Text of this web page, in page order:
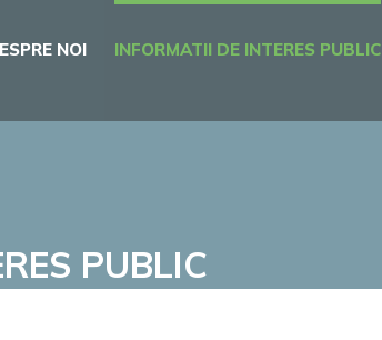
NOI INFORMATII DE INTERES PUBLIC
PUBLIC